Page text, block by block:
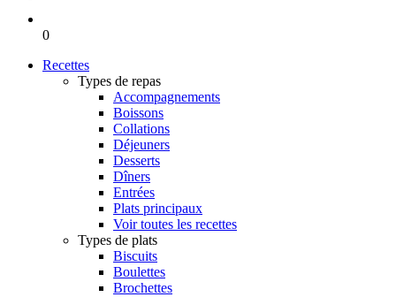
0
Recettes
Types de repas
Accompagnements
Boissons
Collations
Déjeuners
Desserts
Dîners
Entrées
Plats principaux
Voir toutes les recettes
Types de plats
Biscuits
Boulettes
Brochettes